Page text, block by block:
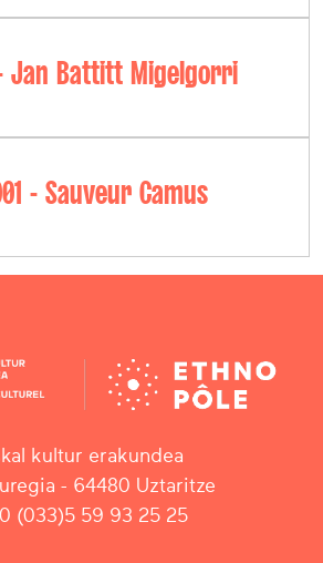
- Jan Battitt Migelgorri
- Sauveur Camus
kultur erakundea
- 64480 Uztaritze
(033)5 59 93 25 25